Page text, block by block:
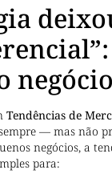
negócio
Tendências de
— mas não
negócios, a
para: